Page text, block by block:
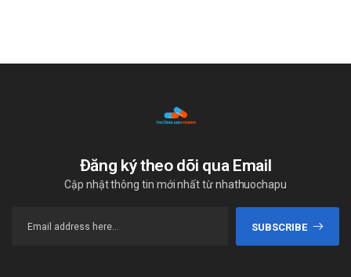
Đăng ký theo dõi qua Email
Cập nhật thông tin mới nhất từ nhathuochapu
SUBSCRIBE